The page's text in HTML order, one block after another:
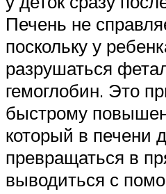
Печень не
поскольку у
разрушаться
гемоглобин. Это
быстрому
который в печени
превращаться в
выводиться с